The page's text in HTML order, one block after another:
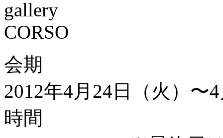
会期
2012年4月24日（火）〜
時間